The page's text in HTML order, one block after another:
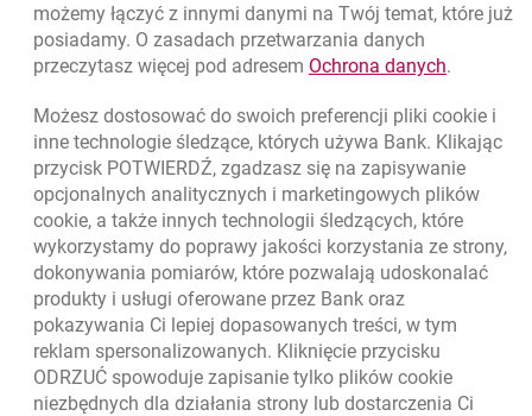
Znajdź placówkę lub bankomat otwiera się w nowej karcie
Oceń nas otwiera się w nowej karcie
Złóż wniosek przez internet
Skontaktuj się ze Specjalistą
O banku
Odpowiedzialny biznes
możemy łączyć z innymi danymi na Twój temat, które już
posiadamy. O zasadach przetwarzania danych
przeczytasz więcej pod adresem Ochrona danychlink
.
Możesz dostosować do swoich preferencji pliki cookie i
inne technologie śledzące, których używa Bank. Klikając
przycisk POTWIERDŹ, zgadzasz się na zapisywanie
opcjonalnych analitycznych i marketingowych plików
cookie, a także innych technologii śledzących, które
wykorzystamy do poprawy jakości korzystania ze strony,
dokonywania pomiarów, które pozwalają udoskonalać
produkty i usługi oferowane przez Bank oraz
pokazywania Ci lepiej dopasowanych treści, w tym
reklam spersonalizowanych. Kliknięcie przycisku
ODRZUĆ spowoduje zapisanie tylko plików cookie
niezbędnych dla działania strony lub dostarczenia Ci